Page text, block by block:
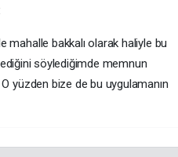
mahalle bakkalı olarak haliyle bu
söylediğimde memnun
yüzden bize de bu uygulamanın